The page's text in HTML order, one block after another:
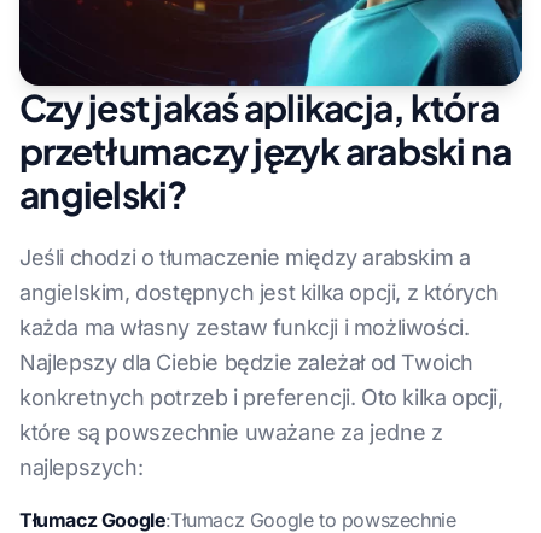
Czy jest jakaś aplikacja, która
przetłumaczy język arabski na
angielski?
Jeśli chodzi o tłumaczenie między arabskim a
angielskim, dostępnych jest kilka opcji, z których
każda ma własny zestaw funkcji i możliwości.
Najlepszy dla Ciebie będzie zależał od Twoich
konkretnych potrzeb i preferencji. Oto kilka opcji,
które są powszechnie uważane za jedne z
najlepszych:
Tłumacz Google:Tłumacz Google to powszechnie